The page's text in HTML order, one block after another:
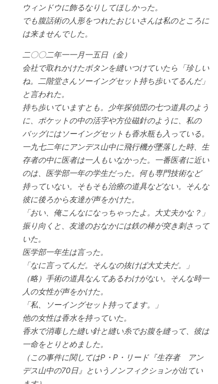
ウィンドウに飾るなりしてほしかった。
でも腹話術の人形をつれたおじいさんは私のところに
は来ませんでした。
二〇〇二年一一月一五日（金）
会社で取れかけたボタンを縫いつけていたら「珍しい
ね。二階堂さんソーイングセット持ち歩いてるんだ」
と言われた。
持ち歩いていますとも。少年探偵団の七つ道具のよう
に、ポケットの中の活字や方位磁針のように、私の
バッグにはソーイングセットも香水瓶も入っている。
一九七二年にアンデス山中に飛行機が墜落した時、生
存者の中に医者は一人もいなかった。一番医者に近い
のは、医学部一年の学生だった。何も専門技術など
持っていない。そもそも治療の道具などない。そんな
彼に後ろから友達が声をかけた。
「おい、俺こんなになっちゃったよ。大丈夫かな？」
振り向くと、友達のおなかには鉄の棒が突き刺さって
いた。
医学部一年生は言った。
「なに言ってんだ。そんなの抜けば大丈夫だ。」
（略）手術の道具なんてあるわけがない。そんな時一
人の女性が声をかけた。
「私、ソーイングセット持ってます。」
他の女性は香水を持っていた。
香水で消毒した縫い針と縫い糸でお腹を縫って、彼は
一命をとりとめました。
（この事件に関してはP・P・リード『生存者 アン
デス山中の70日』というノンフィクションが出てい